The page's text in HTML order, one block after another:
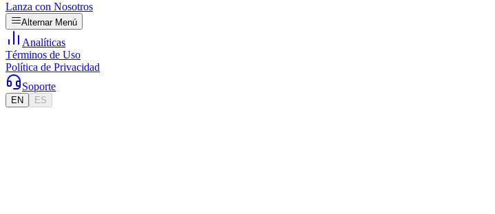
Lanza con Nosotros
Alternar Menú
Analíticas
Términos de Uso
Política de Privacidad
Soporte
EN ES